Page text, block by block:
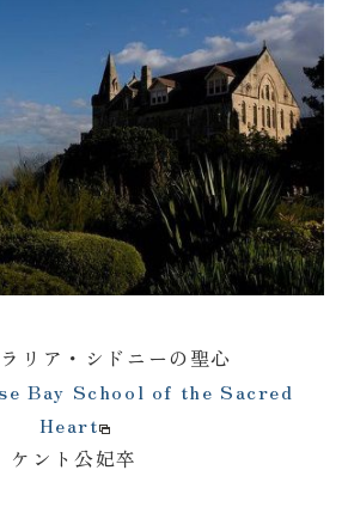
リア・シドニーの聖心
Bay School of the Sacred
Heart
ケント公妃卒